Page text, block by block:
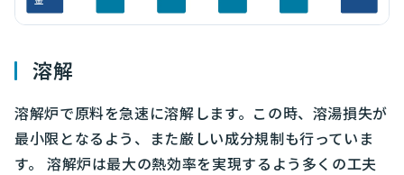
溶解
溶解炉で原料を急速に溶解します。この時、溶湯損失が
最小限となるよう、また厳しい成分規制も行っていま
す。 溶解炉は最大の熱効率を実現するよう多くの工夫